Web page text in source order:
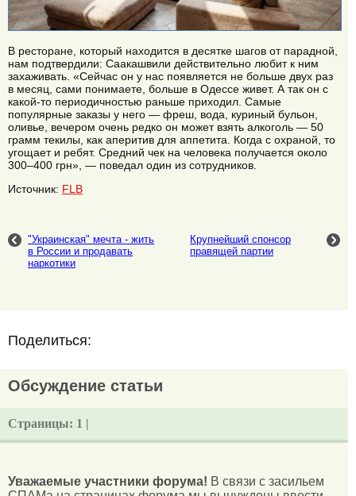
В ресторане, который находится в десятке шагов от парадной,
нам подтвердили: Саакашвили действительно любит к ним
захаживать. «Сейчас он у нас появляется не больше двух раз
в месяц, сами понимаете, больше в Одессе живет. А так он с
какой-то периодичностью раньше приходил. Самые
популярные заказы у него — фреш, вода, куриный бульон,
оливье, вечером очень редко он может взять алкоголь — 50
грамм текилы, как аперитив для аппетита. Когда с охраной, то
угощает и ребят. Средний чек на человека получается около
300–400 грн», — поведал один из сотрудников.
Источник: FLB
"Украинская" мечта - жить
в России и продавать
наркотики
Крупнейший спонсор
правящей партии
Поделиться:
Обсуждение статьи
Страницы: 1 |
Уважаемые участники форума! В связи с засильем